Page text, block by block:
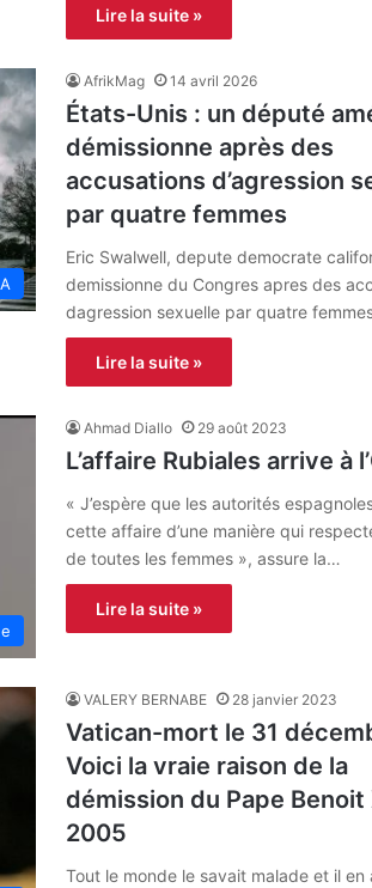
Lire la suite »
AfrikMag 14 avril 2026
États-Unis : un député
démissionne après des
accusations d’agression
par quatre femmes
Eric Swalwell, depute democrate
demissionne du Congres apres des
dagression sexuelle par quatre
Lire la suite »
Ahmad Diallo 29 août 2023
L’affaire Rubiales arrive à
« J’espère que les autorités
cette affaire d’une manière qui
de toutes les femmes », assure la…
Lire la suite »
VALERY BERNABE 28 janvier 2023
Vatican-mort le 31
Voici la vraie raison de la
démission du Pape Benoit
2005
Tout le monde le savait malade et il en